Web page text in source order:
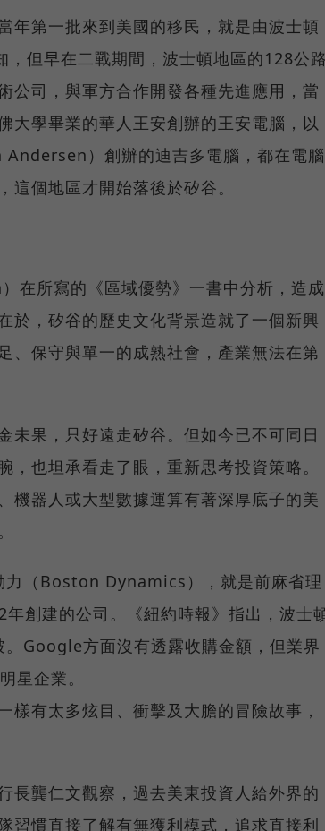
年第一批來到美國的移民，就是由波士頓
但早在二戰期間，波士頓地區的128公
公司，與軍方合作開發各種先進應用，當
大學畢業的華人王安創辦的王安電腦，以
）創辦的迪吉多電腦，都在電腦
個地區才開始落後於矽谷。
在所寫的《區域優勢》一書中分析，造成
於，矽谷的歷史文化背景造就了一個新興
、保守與單一的成熟社會，產業無法在第
未果，只好遠走矽谷。但如今已不可同日
也坦承看走了眼，重新思考投資策略。
機器人或大型數據運算有著深厚底子的美
（Boston Dynamics），就是前麻省理
創建的公司。《紐約時報》指出，波士
Google方面沒有透露收購金額，但業界
星企業。
有太多炫目、衝擊及大膽的冒險故事，
長龔仁文觀察，過去美東投資人給外界的
習慣直接了解有無獲利模式，追求直接利